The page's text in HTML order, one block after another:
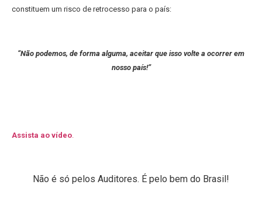
constituem um risco de retrocesso para o país:
“Não podemos, de forma alguma, aceitar que isso volte a ocorrer em
nosso país!”
Assista ao vídeo
Não é só pelos Auditores. É pelo bem do Brasil!